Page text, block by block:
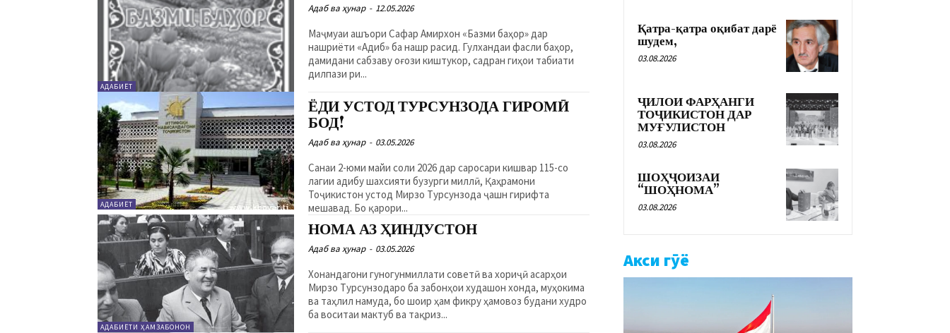
АДАБИЁТ
Адаб ва ҳунар - 12.05.2026
Маҷмуаи ашъори Сафар Амирхон «Базми баҳор» дар
нашриёти «Адиб» ба нашр расид. Гулхандаи фасли баҳор,
дамидани сабзаву оғози киштукор, садран гиҳои табиати
дилпази ри...
АДАБИЁТ
ЁДИ УСТОД ТУРСУНЗОДА ГИРОМӢ
БОД!
Адаб ва ҳунар - 03.05.2026
Санаи 2-юми майи соли 2026 дар саросари кишвар 115-со
лагии адибу шахсияти бузурги миллӣ, Қаҳрамони
Тоҷикистон устод Мирзо Турсунзода ҷашн гирифта
мешавад. Бо қарори...
АДАБИЁТИ ҲАМЗАБОНОН
НОМА АЗ ҲИНДУСТОН
Адаб ва ҳунар - 03.05.2026
Хонандагони гуногунмиллати советӣ ва хориҷӣ асарҳои
Мирзо Турсунзодаро ба забонҳои худашон хонда, муҳокима
ва таҳлил намуда, бо шоир ҳам фикру ҳамовоз будани худро
ба воситаи мактуб ва тақриз...
Қатра-қатра оқибат дарё
шудем,
03.08.2026
ҶИЛОИ ФАРҲАНГИ
ТОҶИКИСТОН ДАР
МУҒУЛИСТОН
03.08.2026
ШОҲҶОИЗАИ
“ШОҲНОМА”
03.08.2026
Акси гӯё